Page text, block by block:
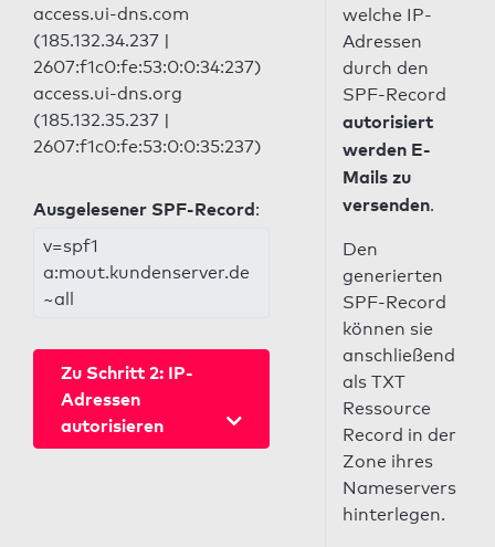
access.ui-dns.com
(185.132.34.237 |
2607:f1c0:fe:53:0:0:34:237)
access.ui-dns.org
(185.132.35.237 |
2607:f1c0:fe:53:0:0:35:237)
Ausgelesener SPF-Record:
v=spf1
a:mout.kundenserver.de
~all
Zu Schritt 2: IP-
Adressen
autorisieren
welche IP-
Adressen
durch den
SPF-Record
autorisiert
werden E-
Mails zu
versenden.
Den
generierten
SPF-Record
können sie
anschließend
als TXT
Ressource
Record in der
Zone ihres
Nameservers
hinterlegen.